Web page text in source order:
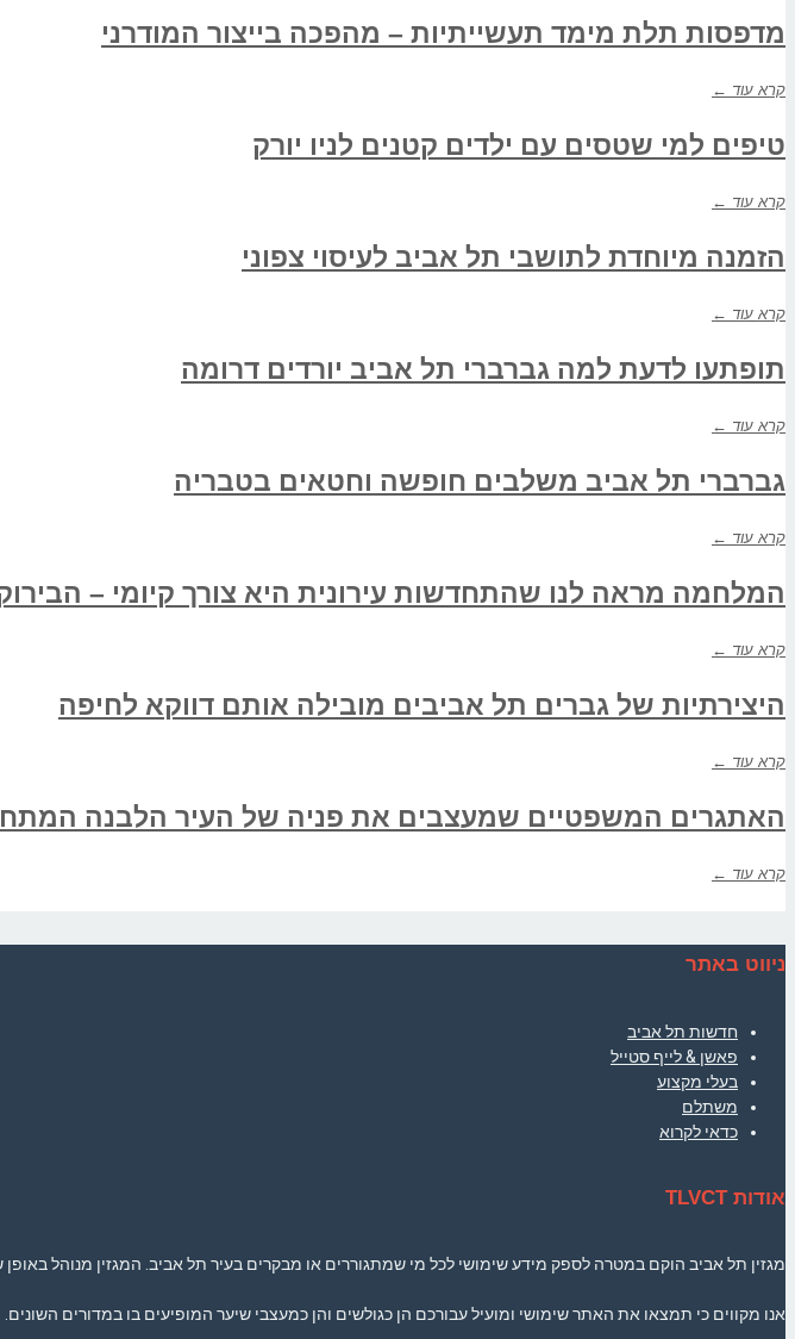
מדפסות תלת מימד תעשייתיות – מהפכה בייצור המודרני
קרא עוד ←
טיפים למי שטסים עם ילדים קטנים לניו יורק
קרא עוד ←
הזמנה מיוחדת לתושבי תל אביב לעיסוי צפוני
קרא עוד ←
תופתעו לדעת למה גברברי תל אביב יורדים דרומה
קרא עוד ←
גברברי תל אביב משלבים חופשה וחטאים בטבריה
קרא עוד ←
המלחמה מראה לנו שהתחדשות עירונית היא צורך קיומי –
קרא עוד ←
היצירתיות של גברים תל אביבים מובילה אותם דווקא לחיפה
קרא עוד ←
האתגרים המשפטיים שמעצבים את פניה של העיר הלבנה
קרא עוד ←
ניווט באתר
חדשות תל אביב
פאשן & לייף סטייל
בעלי מקצוע
משתלם
כדאי לקרוא
אודות TLVCT
מגזין תל אביב הוקם במטרה לספק מידע שימושי לכל מי שמתגוררים או מבקרים בעיר תל אביב. המגזין מנוהל באופן
אנו מקווים כי תמצאו את האתר שימושי ומועיל עבורכם הן כגולשים והן כמעצבי שיער המופיעים בו במדורים השונים.